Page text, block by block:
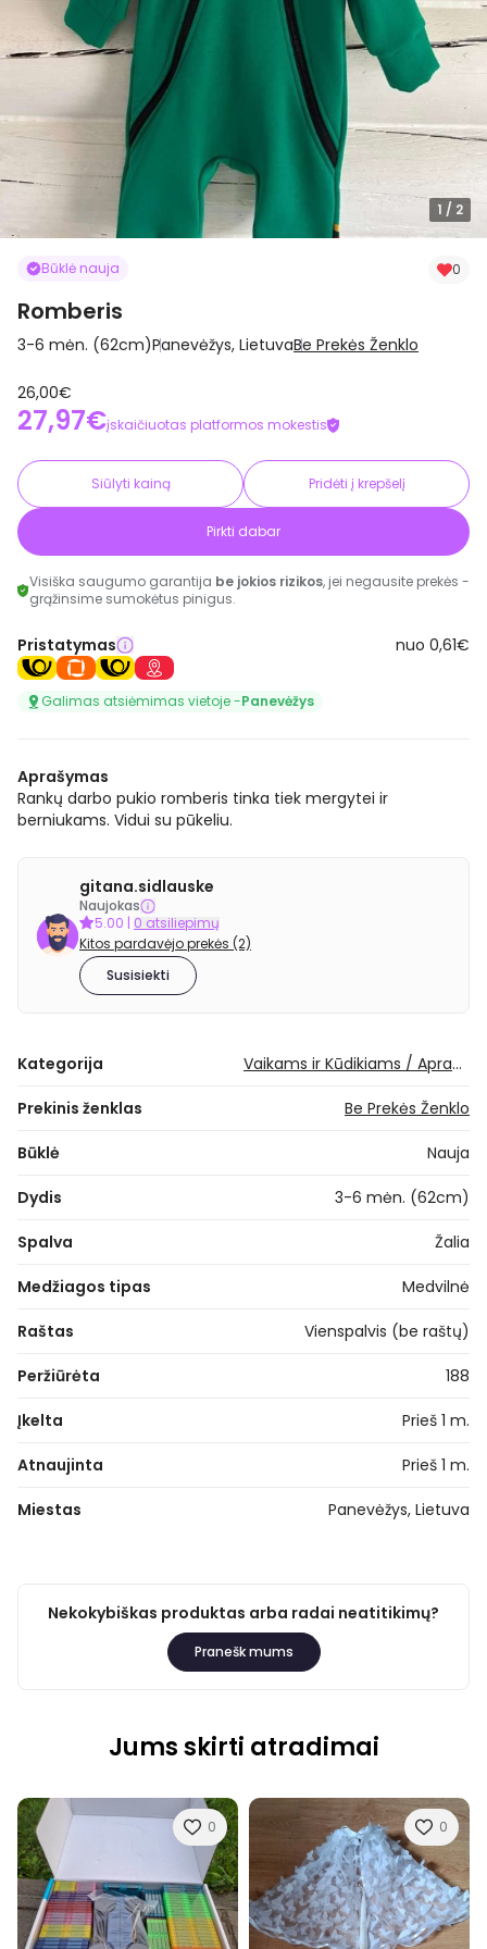
1 / 2
Būklė nauja 0
Romberis
3-6 mėn. (62cm)Panevėžys, LietuvaBe Prekės Ženklo
26,00€
27,97€įskaičiuotas platformos mokestis
Siūlyti kainą Pridėti į krepšelį
Pirkti dabar
Visiška saugumo garantija be jokios rizikos, jei negausite prekės -
grąžinsime sumokėtus pinigus.
Pristatymas nuo 0,61€
Galimas atsiėmimas vietoje -Panevėžys
Aprašymas
Rankų darbo pukio romberis tinka tiek mergytei ir
berniukams. Vidui su pūkeliu.
gitana.sidlauske
Naujokas
5.00 | 0 atsiliepimų
Kitos pardavėjo prekės (2)
Susisiekti
Kategorija Vaikams ir Kūdikiams / Apranga mergaitėms / Kūdikiams / Romperiukai
Prekinis ženklas Be Prekės Ženklo
Būklė Nauja
Dydis 3-6 mėn. (62cm)
Spalva Žalia
Medžiagos tipas Medvilnė
Raštas Vienspalvis (be raštų)
Peržiūrėta 188
Įkelta Prieš 1 m.
Atnaujinta Prieš 1 m.
Miestas Panevėžys, Lietuva
Nekokybiškas produktas arba radai neatitikimų?
Pranešk mums
Jums skirti atradimai
0 0